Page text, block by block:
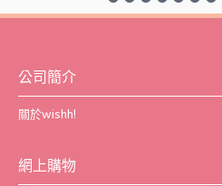
公司簡介
關於wishh!
網上購物